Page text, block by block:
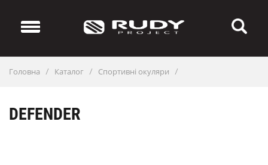
Головна / Каталог / Спортивні окуляри /
DEFENDER